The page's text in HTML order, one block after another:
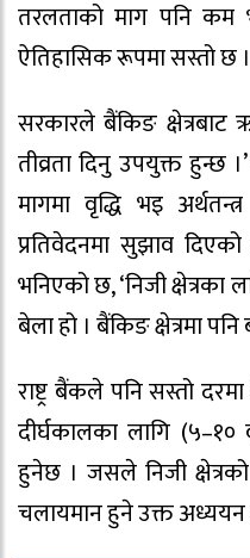
तरलताको माग पनि कम
ऐतिहासिक रूपमा सस्तो छ ।
सरकारले बैंकिङ क्षेत्रबाट
तीव्रता दिनु उपयुक्त हुन्छ
मागमा वृद्धि भइ
प्रतिवेदनमा सुझाव
भनिएको छ, ‘निजी क्षेत्रका
बेला हो । बैंकिङ क्षेत्रमा
राष्ट्र बैंकले पनि सस्तो दरमा
दीर्घकालका लागि (५–१०
हुनेछ । जसले निजी
चलायमान हुने उक्त अध्ययन